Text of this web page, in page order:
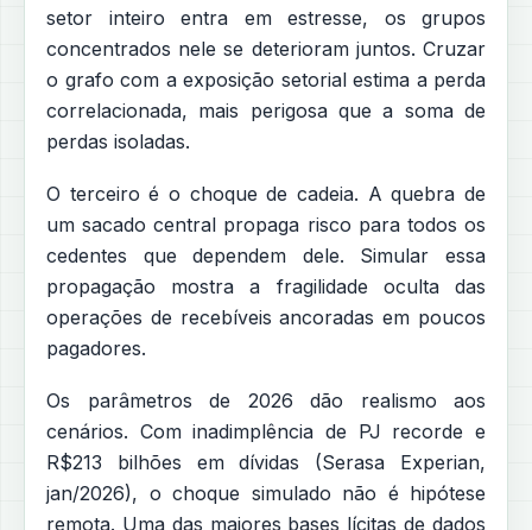
setor inteiro entra em estresse, os grupos
concentrados nele se deterioram juntos. Cruzar
o grafo com a exposição setorial estima a perda
correlacionada, mais perigosa que a soma de
perdas isoladas.
O terceiro é o choque de cadeia. A quebra de
um sacado central propaga risco para todos os
cedentes que dependem dele. Simular essa
propagação mostra a fragilidade oculta das
operações de recebíveis ancoradas em poucos
pagadores.
Os parâmetros de 2026 dão realismo aos
cenários. Com inadimplência de PJ recorde e
R$213 bilhões em dívidas (Serasa Experian,
jan/2026), o choque simulado não é hipótese
remota. Uma das maiores bases lícitas de dados